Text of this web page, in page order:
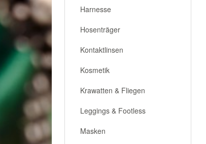
Harnesse
Hosenträger
Kontaktlinsen
Kosmetik
Krawatten & Fliegen
Leggings & Footless
Masken